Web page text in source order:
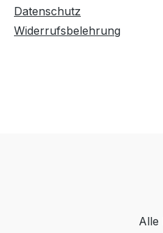
Datenschutz
Widerrufsbelehrung
Alle